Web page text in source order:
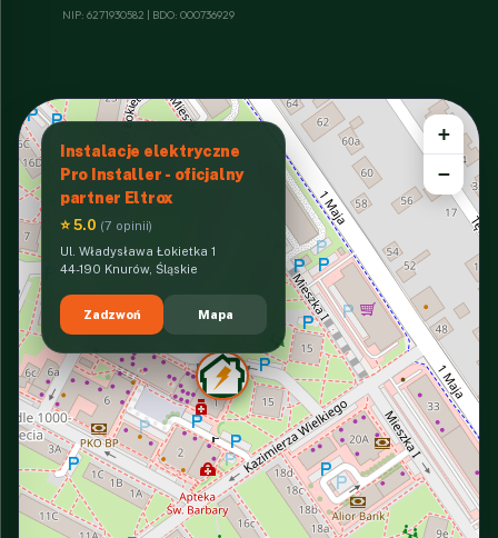
NIP: 6271930582 | BDO: 000736929
Instalacje elektryczne
Pro Installer - oficjalny
partner Eltrox
⭐ 5.0 (7 opinii)
Ul. Władysława Łokietka 1
44-190 Knurów, Śląskie
Zadzwoń Mapa
+
−